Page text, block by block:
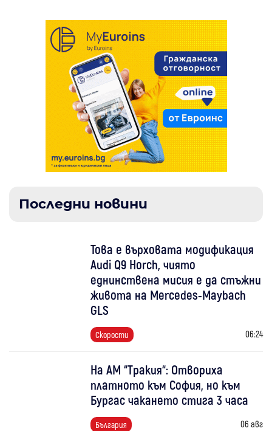
Последни новини
Това е върховата модификация
Audi Q9 Horch, чиято
еднинствена мисия е да стъжни
живота на Mercedes-Maybach
GLS
Скорости 06:24
На АМ “Тракия“: Отвориха
платното към София, но към
Бургас чакането стига 3 часа
България 06 авг